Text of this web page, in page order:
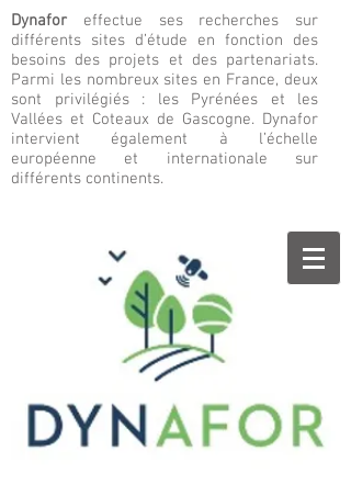
Dynafor effectue ses recherches sur
différents sites d’étude en fonction des
besoins des projets et des partenariats.
Parmi les nombreux sites en France, deux
sont privilégiés : les Pyrénées et les
Vallées et Coteaux de Gascogne. Dynafor
intervient également à l’échelle
européenne et internationale sur
différents continents.